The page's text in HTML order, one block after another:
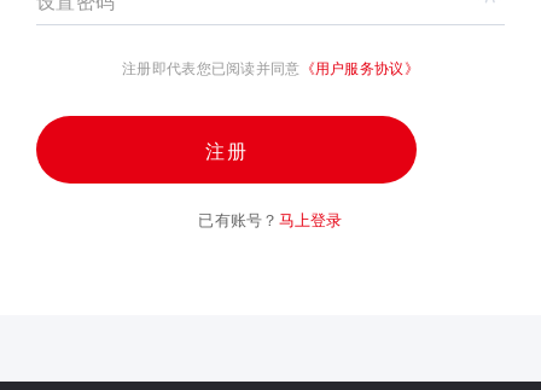
注册即代表您已阅读并同意 《用户服务协议》
注册
已有账号？ 马上登录